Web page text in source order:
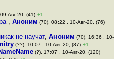
Авг-20, (41) +1
, Аноним (70), 08:22 , 10-Авг-20, (76)
не научат, Аноним (70), 16:36 ,
(??), 10:07 , 10-Авг-20, (87) +1
(?), 17:07 , 10-Авг-20, (120)